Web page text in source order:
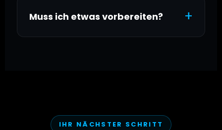
Muss ich etwas vorbereiten? +
IHR NÄCHSTER SCHRITT